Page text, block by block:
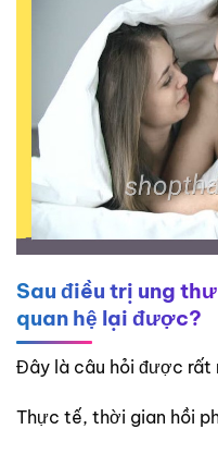
Sau điều trị ung
quan hệ lại được?
Đây là câu hỏi được rất
Thực tế, thời gian hồi